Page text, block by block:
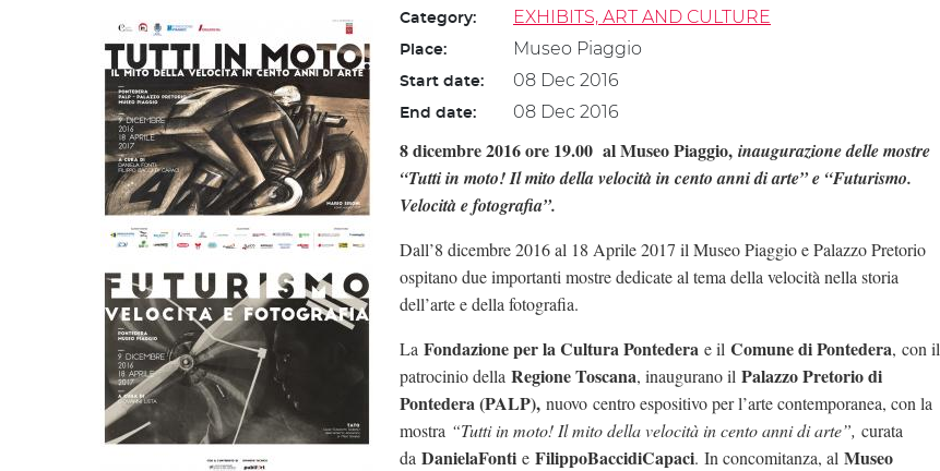
Category: EXHIBITS, ART AND CULTURE
Place: Museo Piaggio
Start date: 08 Dec 2016
End date: 08 Dec 2016
8 dicembre 2016 ore 19.00 al Museo Piaggio, inaugurazione delle mostre
“Tutti in moto! Il mito della velocità in cento anni di arte” e “Futurismo.
Velocità e fotografia”.
Dall’8 dicembre 2016 al 18 Aprile 2017 il Museo Piaggio e Palazzo Pretorio
ospitano due importanti mostre dedicate al tema della velocità nella storia
dell’arte e della fotografia.
La Fondazione per la Cultura Pontedera e il Comune di Pontedera, con il
patrocinio della Regione Toscana, inaugurano il Palazzo Pretorio di
Pontedera (PALP), nuovo centro espositivo per l’arte contemporanea, con la
mostra “Tutti in moto! Il mito della velocità in cento anni di arte”, curata
da DanielaFonti e FilippoBaccidiCapaci. In concomitanza, al Museo